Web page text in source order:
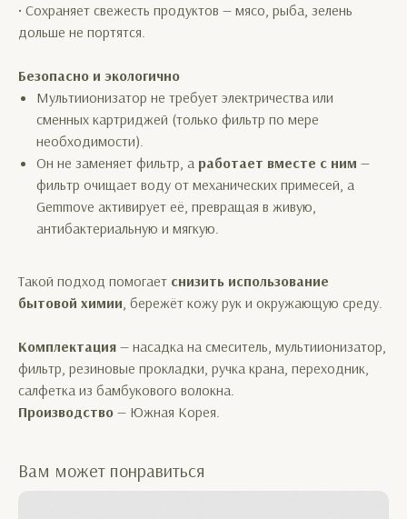
• Сохраняет свежесть продуктов — мясо, рыба, зелень
дольше не портятся.
Безопасно и экологично
Мультиионизатор не требует электричества или
сменных картриджей (только фильтр по мере
необходимости).
Он не заменяет фильтр, а работает вместе с ним —
фильтр очищает воду от механических примесей, а
Gemmove активирует её, превращая в живую,
антибактериальную и мягкую.
Такой подход помогает снизить использование
бытовой химии, бережёт кожу рук и окружающую среду.
Комплектация — насадка на смеситель, мультиионизатор,
фильтр, резиновые прокладки, ручка крана, переходник,
салфетка из бамбукового волокна.
Производство — Южная Корея.
Вам может понравиться